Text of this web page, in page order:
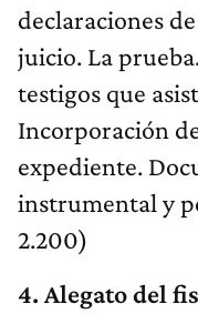
declaraciones
juicio. La
testigos que
Incorporación
expediente.
instrumental y
2.200)
4. Alegato del